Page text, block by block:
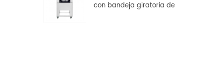
con bandeja giratoria de